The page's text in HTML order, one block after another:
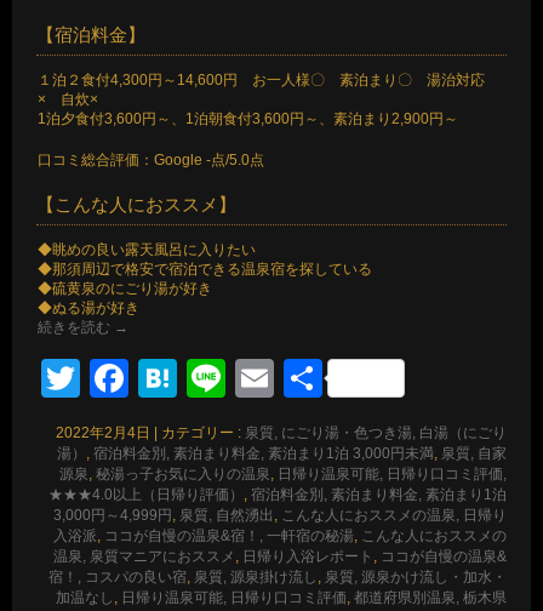
【宿泊料金】
１泊２食付4,300円～14,600円 お一人様〇 素泊まり〇 湯治対応
× 自炊×
1泊夕食付3,600円～、1泊朝食付3,600円～、素泊まり2,900円～
口コミ総合評価：Google -点/5.0点
【こんな人におススメ】
◆眺めの良い露天風呂に入りたい
◆那須周辺で格安で宿泊できる温泉宿を探している
◆硫黄泉のにごり湯が好き
◆ぬる湯が好き
続きを読む →
Twitter
Facebook
Hatena
LineEmail
共
有
2022年2月4日 | カテゴリー : 泉質, にごり湯・色つき湯, 白湯（にごり
湯）
宿泊料金別, 素泊まり料金, 素泊まり1泊 3,000円未満 泉質, 自家
源泉 秘湯っ子お気に入りの温泉
日帰り温泉可能, 日帰り口コミ評価,
★★★4.0以上（日帰り評価）
宿泊料金別, 素泊まり料金, 素泊まり1泊
3,000円～4,999円 泉質, 自然湧出
こんな人におススメの温泉, 日帰り
入浴派
ココが自慢の温泉&宿！, 一軒宿の秘湯
こんな人におススメの
温泉, 泉質マニアにおススメ
日帰り入浴レポート
ココが自慢の温泉&
宿！, コスパの良い宿 泉質, 源泉掛け流し
泉質, 源泉かけ流し・加水・
加温なし
日帰り温泉可能, 日帰り口コミ評価 都道府県別温泉, 栃木県